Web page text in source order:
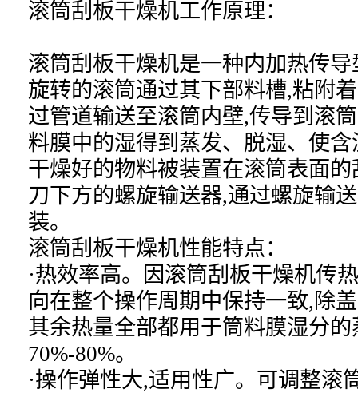
滚筒刮板干燥机工作原理：
滚筒刮板干燥机是一种内加热传
旋转的滚筒通过其下部料槽,粘附
过管道输送至滚筒内壁,传导到滚
料膜中的湿得到蒸发、脱湿、使
干燥好的物料被装置在滚筒表面
刀下方的螺旋输送器,通过螺旋输
装。
滚筒刮板干燥机性能特点：
·热效率高。因滚筒刮板干燥机传
向在整个操作周期中保持一致,除
其余热量全部都用于筒料膜湿分
70%-80%。
·操作弹性大,适用性广。可调整滚